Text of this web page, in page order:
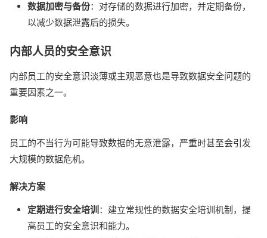
数据加密与备份：对存储的数据进行加密，并定期备份，
以减少数据泄露后的损失。
内部人员的安全意识
内部员工的安全意识淡薄或主观恶意也是导致数据安全问题的
重要因素之一。
影响
员工的不当行为可能导致数据的无意泄露，严重时甚至会引发
大规模的数据危机。
解决方案
定期进行安全培训 ：建立常规性的数据安全培训机制，提
高员工的安全意识和能力。